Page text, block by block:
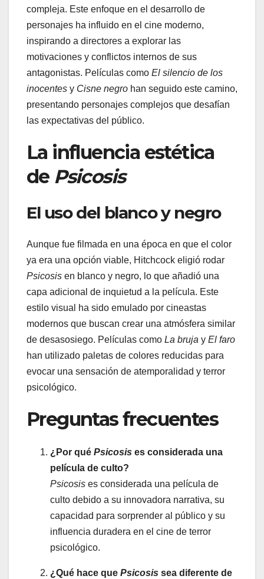
compleja. Este enfoque en el desarrollo de
personajes ha influido en el cine moderno,
inspirando a directores a explorar las
motivaciones y conflictos internos de sus
antagonistas. Películas como El silencio de los
inocentes y Cisne negro han seguido este camino,
presentando personajes complejos que desafían
las expectativas del público.
La influencia estética
de Psicosis
El uso del blanco y negro
Aunque fue filmada en una época en que el color
ya era una opción viable, Hitchcock eligió rodar
Psicosis en blanco y negro, lo que añadió una
capa adicional de inquietud a la película. Este
estilo visual ha sido emulado por cineastas
modernos que buscan crear una atmósfera similar
de desasosiego. Películas como La bruja y El faro
han utilizado paletas de colores reducidas para
evocar una sensación de atemporalidad y terror
psicológico.
Preguntas frecuentes
¿Por qué Psicosis es considerada una
película de culto?
Psicosis es considerada una película de
culto debido a su innovadora narrativa, su
capacidad para sorprender al público y su
influencia duradera en el cine de terror
psicológico.
¿Qué hace que Psicosis sea diferente de